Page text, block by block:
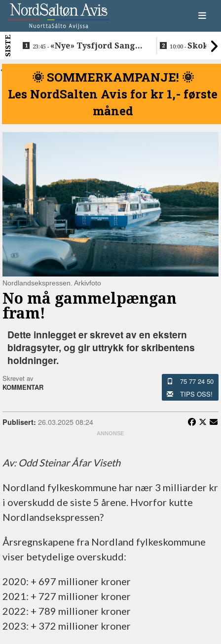
SISTE 23:45 - «Nye» Tysfjord Sang &
trommis
10:00 -
<
🌞 SOMMERKAMPANJE! 🌞
Les NordSalten Avis for kr 1,- første
måned
Nordlandsekspressen. Arkivfoto
No må gammelpængan
fram!
Dette innlegget er skrevet av en ekstern
bidragsyter, og gir uttrykk for skribentens
holdninger.
Skrevet av
KOMMENTAR
75 77 24 50
TIPS OSS!
Publisert: 26.03.2025 08:24
Av: Odd Steinar Åfar Viseth
Nordland fylkeskommune har nær 3 milliarder kr
i overskudd de siste 5 årene. Hvorfor kutte
Nordlandsekspressen?
Årsregnskapene fra Nordland fylkeskommune
viser betydelige overskudd:
2020: + 697 millioner kroner
2021: + 727 millioner kroner
2022: + 789 millioner kroner
2023: + 372 millioner kroner